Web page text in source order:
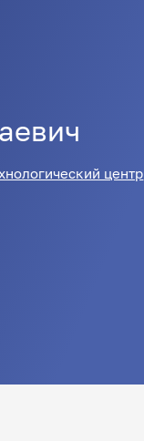
центр